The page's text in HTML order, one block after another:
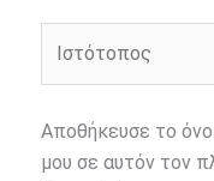
Αποθήκευσε το
μου σε αυτόν τον